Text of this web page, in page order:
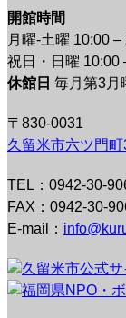
開館時間
月曜-土曜 10:00 –
祝日・日曜 10:00
休館日 毎月第3月
〒830-0031
久留米市六ツ門
TEL：0942-30-
FAX：0942-30-
E-mail：